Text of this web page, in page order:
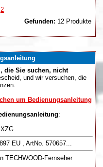
2
Gefunden: 12 Produkte
die Sie suchen, nicht
und wir versuchen, die
um Bedienungsanleitung
:
EU , ArtNo. 570657...
TECHWOOD-Fernseher